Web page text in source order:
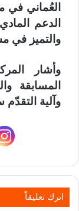
العُماني في
الدعم
والتميز في
وأشار
المسابقة
وآلية التقدّم
اترك تعليقاً